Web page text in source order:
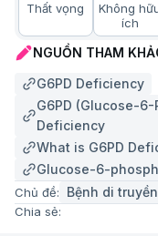
Thất vọng
Không
ích
NGUỒN THAM
G6PD Deficiency
G6PD (Glucose-
Deficiency
What is G6PD
Glucose-6-
Chủ đề: Bệnh di truyền
Chia sẻ: